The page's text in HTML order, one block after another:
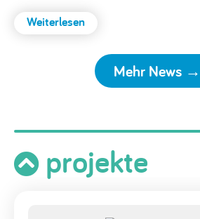
Weiterlesen:
„Alle
dabei!
&
Inklusion
in
der
Mehr News →
projekte